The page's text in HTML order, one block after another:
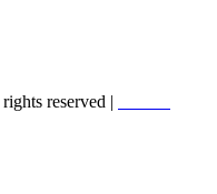
reserved |